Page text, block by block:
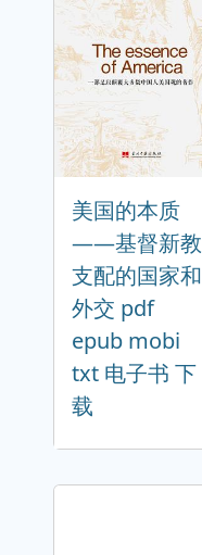
美国的本质
——基督新教
支配的国家和
外交 pdf
epub mobi
txt 电子书 下
载